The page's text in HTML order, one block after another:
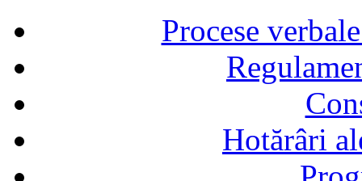
Procese
Hotărâri